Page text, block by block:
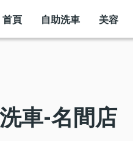
首頁 自助洗車 美容
車-名間店